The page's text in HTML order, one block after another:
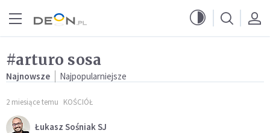
#arturo sosa
Najnowsze Najpopularniejsze
2 miesiące temu KOŚCIÓŁ
Łukasz Sośniak SJ